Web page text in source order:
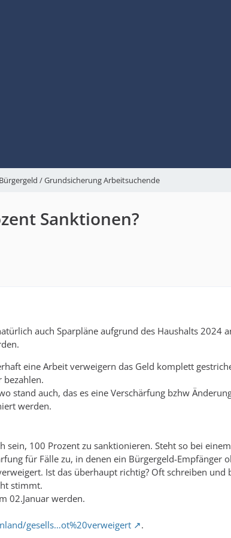
Bürgergeld / Grundsicherung Arbeitsuchende
Sanktionen?
auch Sparpläne aufgrund des Haushalts 2024
eine Arbeit verweigern das Geld komplett
bezahlen.
stand auch, das es eine Verschärfung bzhw
werden.
sein, 100 Prozent zu sanktionieren. Steht so bei
für Fälle zu, in denen ein Bürgergeld-
Ist das überhaupt richtig? Oft schreiben
stimmt.
02.Januar werden.
gesells…ot%20verweigert .